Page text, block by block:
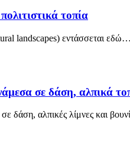
τοπία
landscapes) εντάσσεται εδώ…
σε δάση, αλπικά
αλπικές λίμνες και